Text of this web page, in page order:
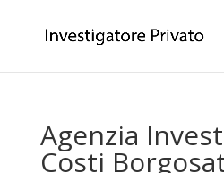
Agenzia
Costi